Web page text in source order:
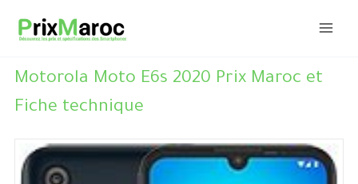
Motorola Moto E6s 2020 Prix Maroc et
Fiche technique